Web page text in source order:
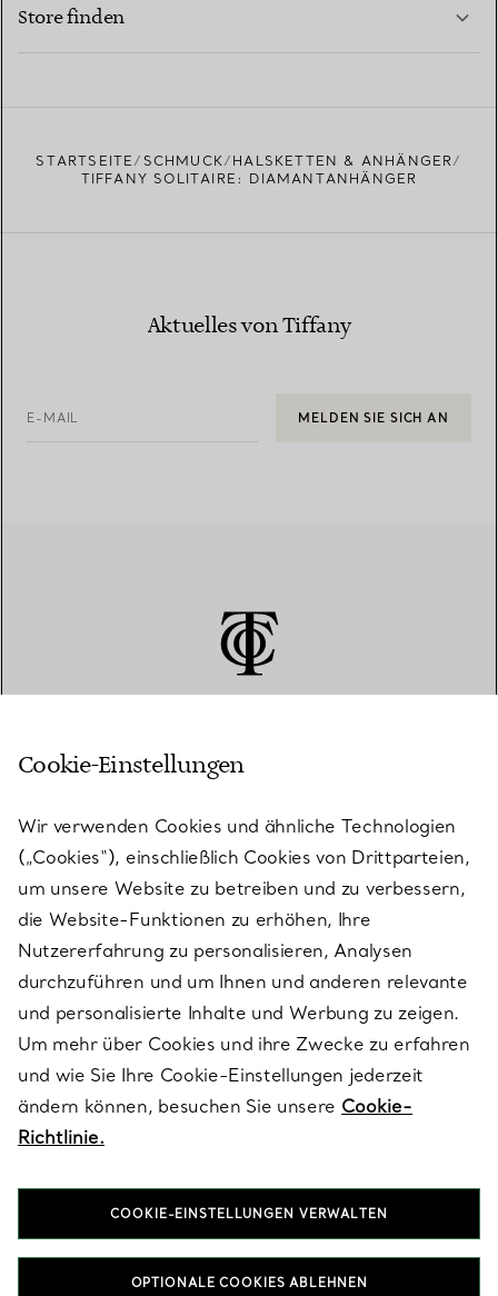
Store finden
STARTSEITE SCHMUCK
HALSKETTEN & ANHÄNGER
TIFFANY SOLITAIRE: DIAMANTANHÄNGER
Aktuelles von Tiffany
E-MAIL MELDEN SIE SICH AN
KUNDENSERVICE
SERVICES
ÜBER TIFFANY & CO.
RECHTLICHE HINWEISE
FOLGEN SIE UNS
Cookie-Einstellungen
Wir verwenden Cookies und ähnliche Technologien
(„Cookies“), einschließlich Cookies von Drittparteien,
um unsere Website zu betreiben und zu verbessern,
die Website-Funktionen zu erhöhen, Ihre
Nutzererfahrung zu personalisieren, Analysen
durchzuführen und um Ihnen und anderen relevante
und personalisierte Inhalte und Werbung zu zeigen.
Um mehr über Cookies und ihre Zwecke zu erfahren
und wie Sie Ihre Cookie-Einstellungen jederzeit
ändern können, besuchen Sie unsere Cookie-
Richtlinie.
COOKIE-EINSTELLUNGEN VERWALTEN
OPTIONALE COOKIES ABLEHNEN